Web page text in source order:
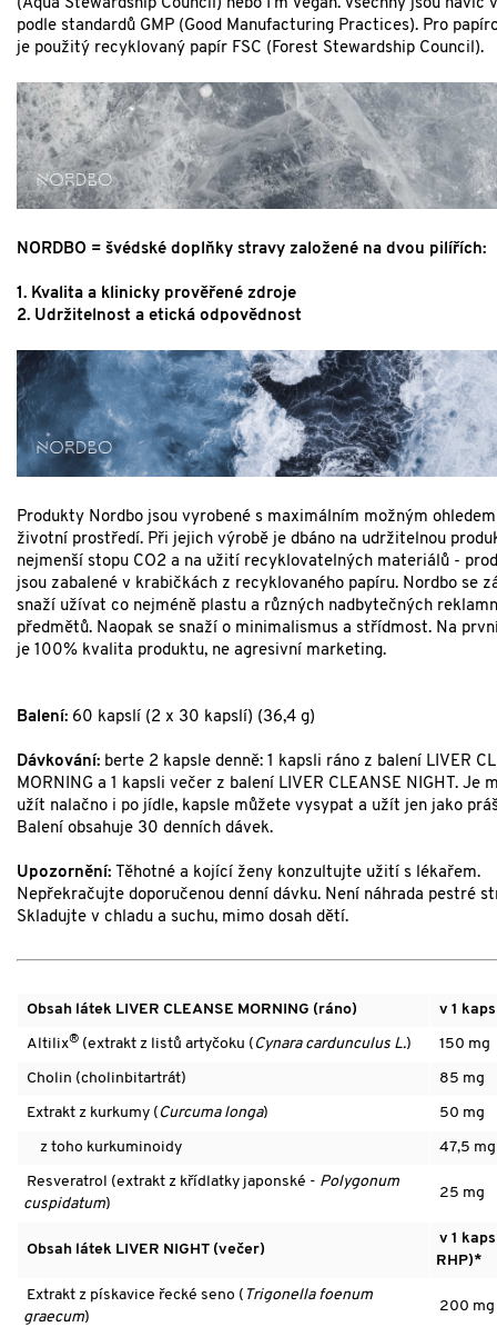
(Aqua Stewardship Council) nebo I'm Vegan. Všechny jsou navíc
podle standardů GMP (Good Manufacturing Practices). Pro
je použitý recyklovaný papír FSC (Forest Stewardship Council).
NORDBO = švédské doplňky stravy založené na dvou pilířích:
1. Kvalita a klinicky prověřené zdroje
2. Udržitelnost a etická odpovědnost
Produkty Nordbo jsou vyrobené s maximálním možným
životní prostředí. Při jejich výrobě je dbáno na udržitelnou
nejmenší stopu CO2 a na užití recyklovatelných materiálů -
jsou zabalené v krabičkách z recyklovaného papíru. Nordbo se
snaží užívat co nejméně plastu a různých nadbytečných
předmětů. Naopak se snaží o minimalismus a střídmost. Na
je 100% kvalita produktu, ne agresivní marketing.
Balení: 60 kapslí (2 x 30 kapslí) (36,4 g)
Dávkování: berte 2 kapsle denně: 1 kapsli ráno z balení LIVER
MORNING a 1 kapsli večer z balení LIVER CLEANSE NIGHT. Je
užít nalačno i po jídle, kapsle můžete vysypat a užít jen jako
Balení obsahuje 30 denních dávek.
Upozornění:
Těhotné a kojící ženy konzultujte užití s lékařem.
Nepřekračujte doporučenou denní dávku. Není náhrada pestré
Skladujte v chladu a suchu, mimo dosah dětí.
Obsah látek LIVER CLEANSE MORNING (ráno) v 1
Altilix® (extrakt z listů artyčoku ( Cynara cardunculus L.) 150 mg
Cholin (cholinbitartrát) 85 mg
Extrakt z kurkumy ( Curcuma longa) 50 mg
z toho kurkuminoidy 47,5 mg
Resveratrol (extrakt z křídlatky japonské - Polygonum
cuspidatum)
25 mg
Obsah látek LIVER NIGHT (večer)
v 1
RHP)*
Extrakt z pískavice řecké seno ( Trigonella foenum
graecum)
200 mg